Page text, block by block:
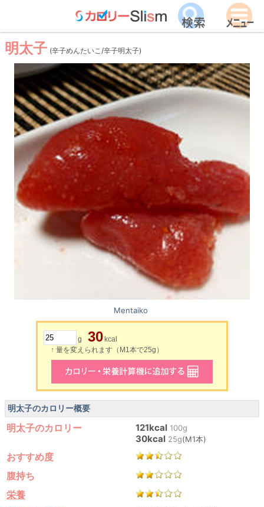
明太子 (辛子めんたいこ/辛子明太子)
Mentaiko
g 30 kcal
↑ 量を変えられます（M1本で25g）
明太子のカロリー概要
明太子のカロリー 121kcal 100g
30kcal 25g(M1本)
おすすめ度
腹持ち
栄養